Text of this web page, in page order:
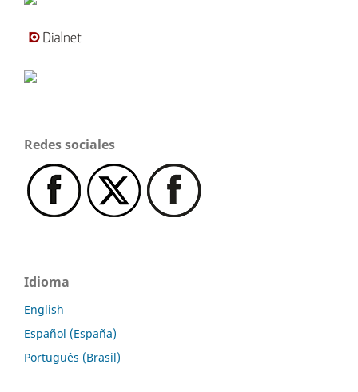
Redes sociales
Idioma
English
Español (España)
Português (Brasil)